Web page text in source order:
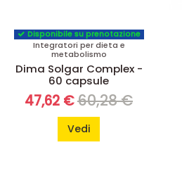
Disponibile su prenotazione
Integratori per dieta e
metabolismo
Dima Solgar Complex -
60 capsule
47,62 €60,28 €
Vedi